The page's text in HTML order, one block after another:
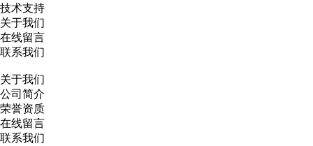
技术支持
关于我们
在线留言
联系我们
关于我们
公司简介
荣誉资质
在线留言
联系我们